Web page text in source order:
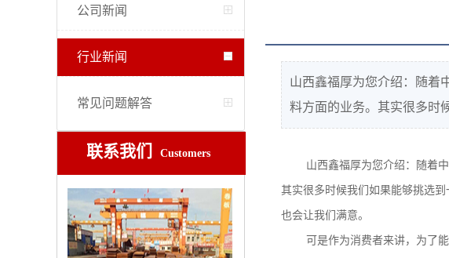
公司新闻
行业新闻
常见问题解答
联系我们 Customers
山西鑫福厚为您介绍：随着
料方面的业务。其实很多时
山西鑫福厚为您介绍：随着
其实很多时候我们如果能够挑选到
也会让我们满意。
可是作为消费者来讲，为了